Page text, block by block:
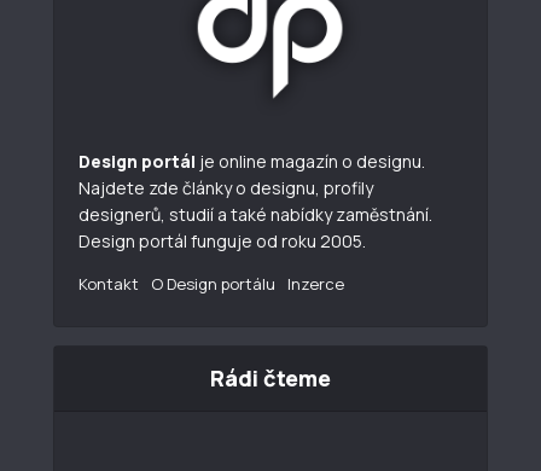
Design portál je online magazín o designu.
Najdete zde články o designu, profily
designerů, studií a také nabídky zaměstnání.
Design portál funguje od roku 2005.
Kontakt O Design portálu Inzerce
Rádi čteme